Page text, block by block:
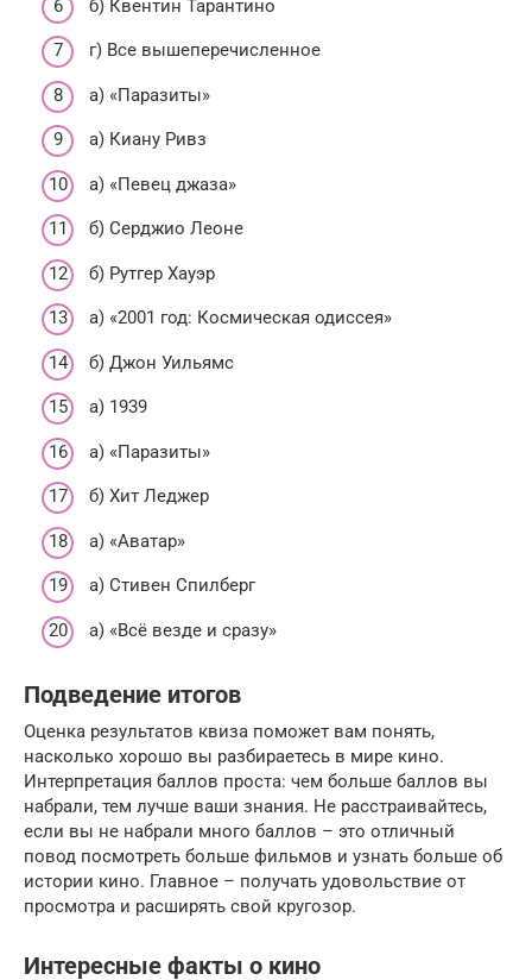
б) Квентин Тарантино
г) Все вышеперечисленное
а) «Паразиты»
а) Киану Ривз
а) «Певец джаза»
б) Серджио Леоне
б) Рутгер Хауэр
а) «2001 год: Космическая одиссея»
б) Джон Уильямс
а) 1939
а) «Паразиты»
б) Хит Леджер
а) «Аватар»
а) Стивен Спилберг
а) «Всё везде и сразу»
Подведение итогов
Оценка результатов квиза поможет вам понять,
насколько хорошо вы разбираетесь в мире кино.
Интерпретация баллов проста: чем больше баллов вы
набрали, тем лучше ваши знания. Не расстраивайтесь,
если вы не набрали много баллов – это отличный
повод посмотреть больше фильмов и узнать больше об
истории кино. Главное – получать удовольствие от
просмотра и расширять свой кругозор.
Интересные факты о кино